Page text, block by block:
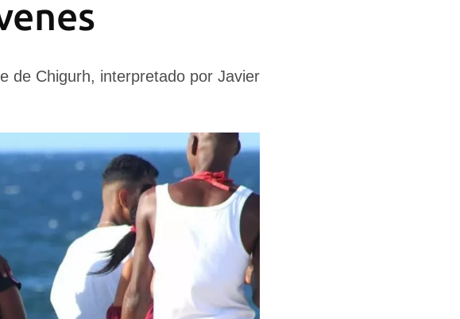
de Chigurh, interpretado por Javier